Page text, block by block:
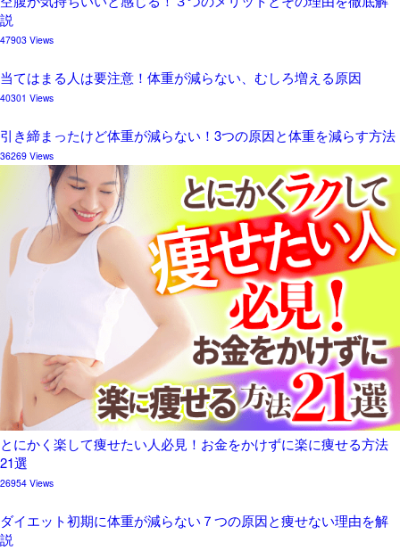
説
47903 Views
当てはまる人は要注意！体重が減らない、むしろ増える原因
40301 Views
引き締まったけど体重が減らない！3つの原因と体重を減らす方法
36269 Views
とにかく楽して痩せたい人必見！お金をかけずに楽に痩せる方法
21選
26954 Views
ダイエット初期に体重が減らない７つの原因と痩せない理由を解
説